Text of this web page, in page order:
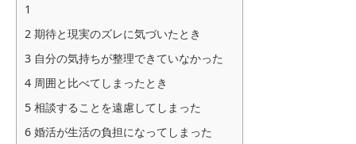
1
2 期待と現実のズレに気づいたとき
3 自分の気持ちが整理できていなかった
4 周囲と比べてしまったとき
5 相談することを遠慮してしまった
6 婚活が生活の負担になってしまった